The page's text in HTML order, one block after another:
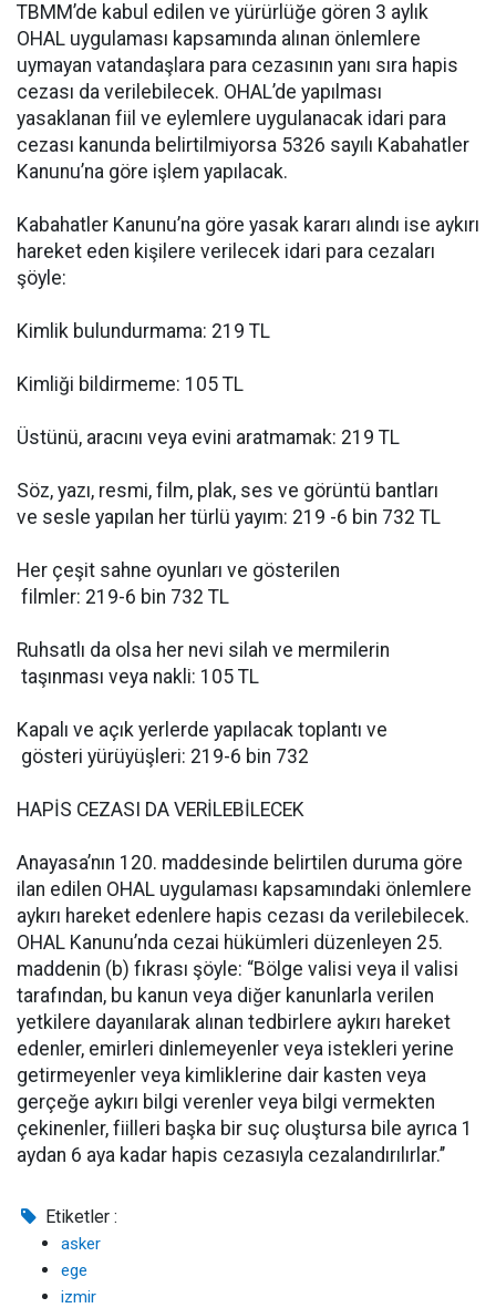
TBMM’de kabul edilen ve yürürlüğe gören 3 aylık
OHAL uygulaması kapsamında alınan önlemlere
uymayan vatandaşlara para cezasının yanı sıra hapis
cezası da verilebilecek. OHAL’de yapılması
yasaklanan fiil ve eylemlere uygulanacak idari para
cezası kanunda belirtilmiyorsa 5326 sayılı Kabahatler
Kanunu’na göre işlem yapılacak.
Kabahatler Kanunu’na göre yasak kararı alındı ise aykırı
hareket eden kişilere verilecek idari para cezaları
şöyle:
Kimlik bulundurmama: 219 TL
Kimliği bildirmeme: 105 TL
Üstünü, aracını veya evini aratmamak: 219 TL
Söz, yazı, resmi, film, plak, ses ve görüntü bantları
ve sesle yapılan her türlü yayım: 219 -6 bin 732 TL
Her çeşit sahne oyunları ve gösterilen
filmler: 219-6 bin 732 TL
Ruhsatlı da olsa her nevi silah ve mermilerin
taşınması veya nakli: 105 TL
Kapalı ve açık yerlerde yapılacak toplantı ve
gösteri yürüyüşleri: 219-6 bin 732
HAPİS CEZASI DA VERİLEBİLECEK
Anayasa’nın 120. maddesinde belirtilen duruma göre
ilan edilen OHAL uygulaması kapsamındaki önlemlere
aykırı hareket edenlere hapis cezası da verilebilecek.
OHAL Kanunu’nda cezai hükümleri düzenleyen 25.
maddenin (b) fıkrası şöyle: “Bölge valisi veya il valisi
tarafından, bu kanun veya diğer kanunlarla verilen
yetkilere dayanılarak alınan tedbirlere aykırı hareket
edenler, emirleri dinlemeyenler veya istekleri yerine
getirmeyenler veya kimliklerine dair kasten veya
gerçeğe aykırı bilgi verenler veya bilgi vermekten
çekinenler, fiilleri başka bir suç oluştursa bile ayrıca 1
aydan 6 aya kadar hapis cezasıyla cezalandırılırlar.’’
Etiketler :
asker
ege
izmir